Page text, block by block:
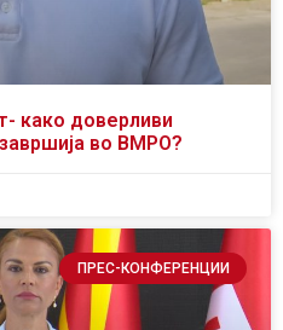
како доверливи
во ВМРО?
ПРЕС-КОНФЕРЕНЦИИ